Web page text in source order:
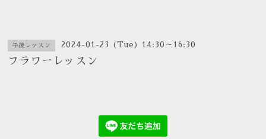
午後レッスン 2024-01-23 (Tue) 14:30～16:30
フラワーレッスン